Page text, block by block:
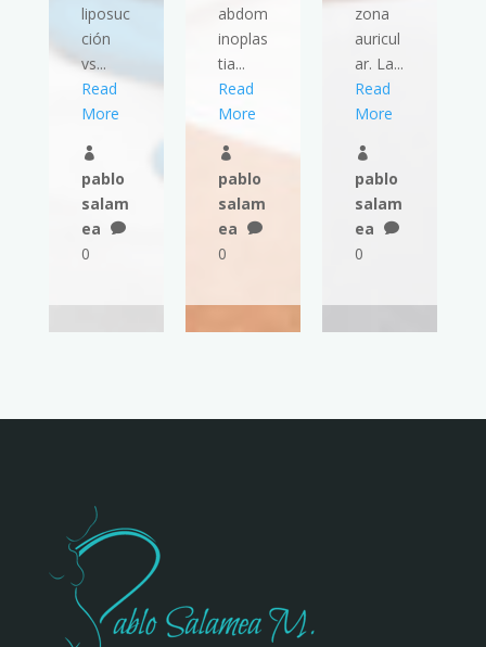
liposuc
ción
vs...
Read
More

pablo
salam
ea

0
abdom
inoplas
tia...
Read
More

pablo
salam
ea

0
zona
auricul
ar. La...
Read
More

pablo
salam
ea

0